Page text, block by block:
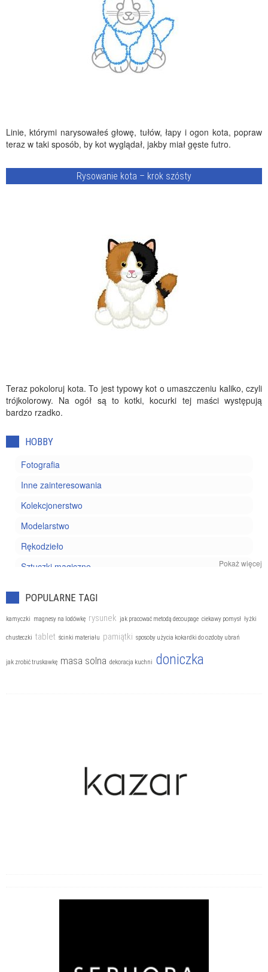
Linie, którymi narysowałeś głowę, tułów, łapy i ogon kota, popraw
teraz w taki sposób, by kot wyglądał, jakby miał gęste futro.
Rysowanie kota – krok szósty
Teraz pokoloruj kota. To jest typowy kot o umaszczeniu kaliko, czyli
trójkolorowy. Na ogół są to kotki, kocurki tej maści występują
bardzo rzadko.
HOBBY
Fotografia
Inne zainteresowania
Kolekcjonerstwo
Modelarstwo
Rękodzieło
Sztuczki magiczne
Pokaż więcej
POPULARNE TAGI
kamyczki magnesy na lodówkę rysunek jak pracować metodą decoupage ciekawy pomysł łyżki
chusteczki tablet ścinki materiału pamiątki sposoby użycia kokardki do ozdoby ubrań
jak zrobić truskawkę masa solna dekoracja kuchni doniczka